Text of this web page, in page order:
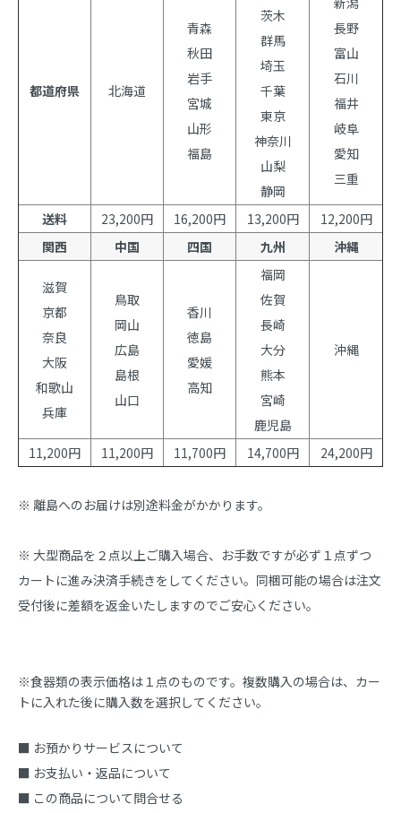
都道府県 北海道
青森
秋田
岩手
宮城
山形
福島
茨木
群馬
埼玉
千葉
東京
神奈川
山梨
静岡
長野
富山
石川
福井
岐阜
愛知
三重
送料 23,200円 16,200円 13,200円
12,200円
関西
中国 四国 九州 沖縄
滋賀
京都
奈良
大阪
和歌山
兵庫
鳥取
岡山
広島
島根
山口
香川
徳島
愛媛
高知
福岡
佐賀
長崎
大分
熊本
宮崎
鹿児島
沖縄
11,200円 11,200円 11,700円 14,700円 24,200円
※ 離島へのお届けは別途料金がかかります。
※ 大型商品を２点以上ご購入場合、お手数ですが必ず１点ずつ
カートに進み決済手続きをしてください。同梱可能の場合は注文
受付後に差額を返金いたしますのでご安心ください。
※食器類の表示価格は１点のものです。複数購入の場合は、カー
トに入れた後に購入数を選択してください。
■ お預かりサービスについて
■ お支払い・返品について
■ この商品について問合せる